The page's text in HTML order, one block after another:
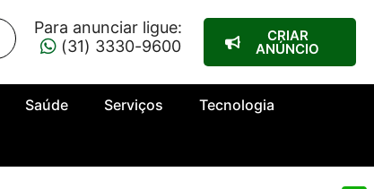
Para anunciar ligue:
(31) 3330-9600
CRIAR
ANÚNCIO
Saúde Serviços Tecnologia